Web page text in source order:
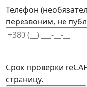
Телефон
перезвоним, не
Срок проверки
страницу.